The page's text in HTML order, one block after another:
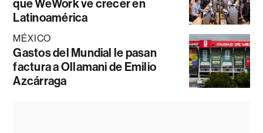
que WeWork ve crecer en
Latinoamérica
MÉXICO
Gastos del Mundial le pasan
factura a Ollamani de Emilio
Azcárraga